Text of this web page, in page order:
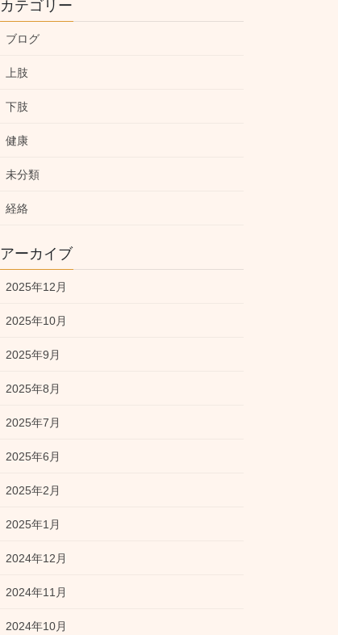
カテゴリー
ブログ
上肢
下肢
健康
未分類
経絡
アーカイブ
2025年12月
2025年10月
2025年9月
2025年8月
2025年7月
2025年6月
2025年2月
2025年1月
2024年12月
2024年11月
2024年10月